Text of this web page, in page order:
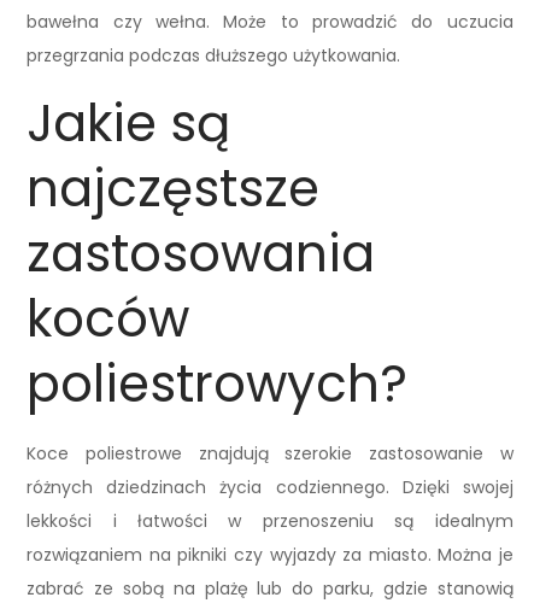
bawełna czy wełna. Może to prowadzić do uczucia
przegrzania podczas dłuższego użytkowania.
Jakie są
najczęstsze
zastosowania
koców
poliestrowych?
Koce poliestrowe znajdują szerokie zastosowanie w
różnych dziedzinach życia codziennego. Dzięki swojej
lekkości i łatwości w przenoszeniu są idealnym
rozwiązaniem na pikniki czy wyjazdy za miasto. Można je
zabrać ze sobą na plażę lub do parku, gdzie stanowią